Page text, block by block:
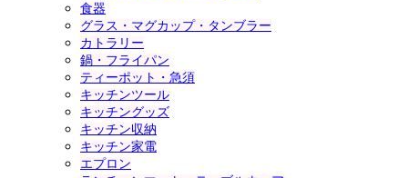
食器
グラス・マグカップ・タンブラー
カトラリー
鍋・フライパン
ティーポット・急須
キッチンツール
キッチングッズ
キッチン収納
キッチン家電
エプロン